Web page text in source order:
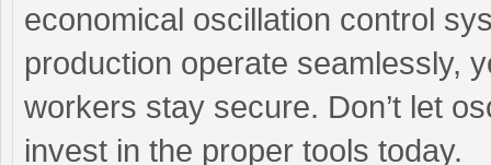
economical oscillation control
production operate seamlessly,
workers stay secure. Don’t let
invest in the proper tools today.